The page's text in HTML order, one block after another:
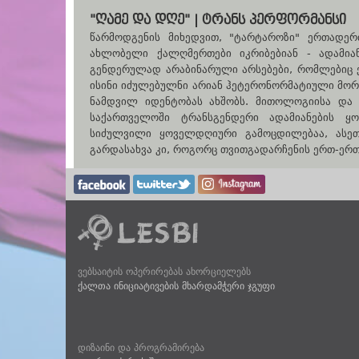
"ᲦᲐᲛᲔ ᲓᲐ ᲓᲦᲔ" | ᲢᲠᲐᲜᲡ ᲞᲔᲠᲤᲝᲠᲛᲐᲜᲡᲘ
წარმოდგენის მიხედვით, "ტარტაროზი"
ახლობელი ქალღმერთები იკრიბებიან -
გენდერულად არაბინარული არსებები,
ისინი იძულებულნი არიან ჰეტერონორმატიული
ნამდვილ იდენტობას ახშობს. მითოლოგიისა და
საქართველოში ტრანსგენდერი ადამიანების
სიძულვილი ყოველდღიური გამოცდილებაა,
გარდასახვა კი, როგორც თვითგადარჩენის ერთ-
ვებსაიტის ოპერირებას ახორციელებს
ქალთა ინიციატივების მხარდამჭერი ჯგუფი
დიზაინი და პროგრამირება